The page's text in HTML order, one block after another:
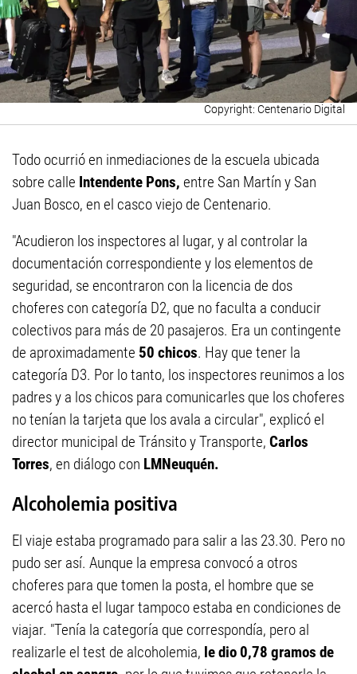
Centenario Digital
Todo ocurrió en inmediaciones de la escuela ubicada
sobre calle Intendente Pons, entre San Martín y San
Juan Bosco, en el casco viejo de Centenario.
"Acudieron los inspectores al lugar, y al controlar la
documentación correspondiente y los elementos de
seguridad, se encontraron con la licencia de dos
choferes con categoría D2, que no faculta a conducir
colectivos para más de 20 pasajeros. Era un contingente
de aproximadamente 50 chicos. Hay que tener la
categoría D3. Por lo tanto, los inspectores reunimos a los
padres y a los chicos para comunicarles que los choferes
no tenían la tarjeta que los avala a circular", explicó el
director municipal de Tránsito y Transporte, Carlos
Torres, en diálogo con LMNeuquén.
Alcoholemia positiva
El viaje estaba programado para salir a las 23.30. Pero no
pudo ser así. Aunque la empresa convocó a otros
choferes para que tomen la posta, el hombre que se
acercó hasta el lugar tampoco estaba en condiciones de
viajar. "Tenía la categoría que correspondía, pero al
realizarle el test de alcoholemia, le dio 0,78 gramos de